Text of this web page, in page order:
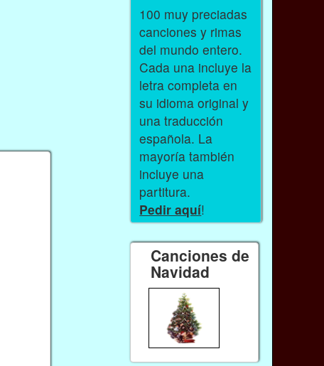
100 muy preciadas
canciones y rimas
del mundo entero.
Cada una incluye la
letra completa en
su idioma original y
una traducción
española. La
mayoría también
incluye una
partitura.
Pedir aquí!
Canciones de
Navidad